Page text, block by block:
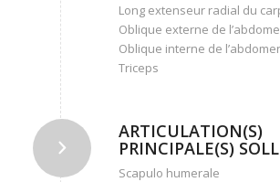
Long extenseur radial du
Oblique externe de
Oblique interne de
Triceps
ARTICULATION(S)
PRINCIPALE(S)
Scapulo humerale